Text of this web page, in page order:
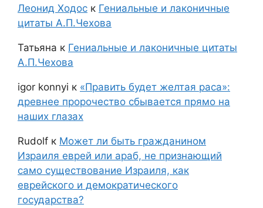
Леонид Ходос к Гениальные и лаконичные
цитаты А.П.Чехова
Татьяна к Гениальные и лаконичные цитаты
А.П.Чехова
igor konnyi к «Править будет желтая раса»:
древнее пророчество сбывается прямо на
наших глазах
Rudolf к Может ли быть гражданином
Израиля еврей или араб, не признающий
само существование Израиля, как
еврейского и демократического
государства?